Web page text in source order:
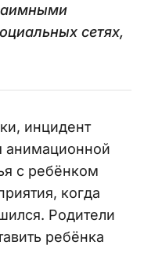
сетях,
инцидент
анимационной
с ребёнком
когда
Родители
ребёнка